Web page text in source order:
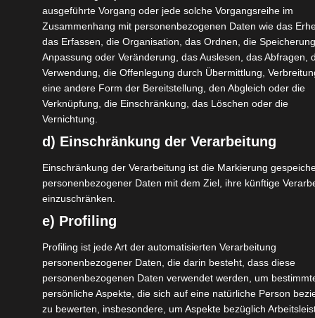
Go Round! Gulmarg Kaschmirtal
Sonamarg Srinagar
Dieses Trekking Tour Package führt Sie zu
allen Hauptzielorten im Kaschmirtal, mit
Optionen zum Wandern unterwegs –
buchen Sie Ihren Kaschmir Urlaub!
dieser Rundreise durch Kaschmir – Srinagar,
Sonamarg, Gulmarg und Pahalgam – und wandern
Sie in Indiens Himalaya. Übernachten Sie auf einem
Hausboot auf dem Nigeen Lake in Srinagar, genießen
Sie den Ausblick auf die Berge in der Umgebung und
entdecken Sie das reiche historische Erbe der Stadt
– von Gärten aus der Moghulzeit über das Hari
Parbat Fort und bekannte historische Moscheen und
ausgeführte Vorgang oder jede solche Vorgangsreihe im
Zusammenhang mit personenbezogenen Daten wie das
das Erfassen, die Organisation, das Ordnen, die
Anpassung oder Veränderung, das Auslesen, das Abfragen,
Verwendung, die Offenlegung durch Übermittlung,
eine andere Form der Bereitstellung, den Abgleich oder die
Verknüpfung, die Einschränkung, das Löschen oder die
Vernichtung.
d) Einschränkung der Verarbeitung
Einschränkung der Verarbeitung ist die Markierung
personenbezogener Daten mit dem Ziel, ihre künftige
einzuschränken.
e) Profiling
Profiling ist jede Art der automatisierten Verarbeitung
personenbezogener Daten, die darin besteht, dass diese
personenbezogenen Daten verwendet werden, um
persönliche Aspekte, die sich auf eine natürliche Person
zu bewerten, insbesondere, um Aspekte bezüglich